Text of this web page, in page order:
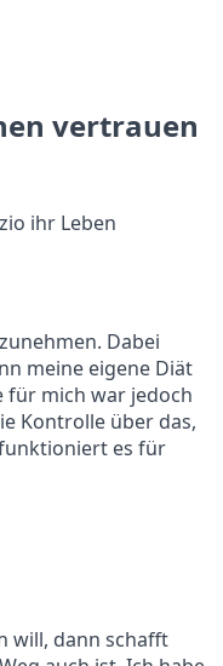
vertrauen
ihr Leben
Dabei
meine eigene Diät
für mich war jedoch
Kontrolle über das,
es für
will, dann schafft